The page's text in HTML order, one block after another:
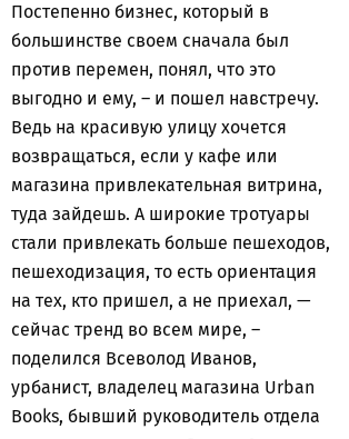
Постепенно бизнес, который в
большинстве своем сначала был
против перемен, понял, что это
выгодно и ему, – и пошел навстречу.
Ведь на красивую улицу хочется
возвращаться, если у кафе или
магазина привлекательная витрина,
туда зайдешь. А широкие тротуары
стали привлекать больше пешеходов,
пешеходизация, то есть ориентация
на тех, кто пришел, а не приехал, —
сейчас тренд во всем мире, –
поделился Всеволод Иванов,
урбанист, владелец магазина Urban
Books, бывший руководитель отдела